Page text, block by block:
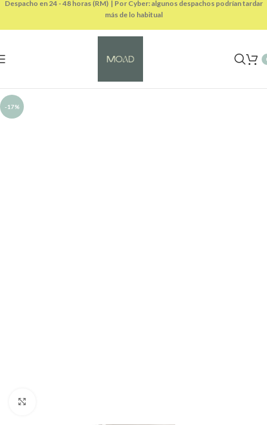
-17%
Despacho en 24 - 48 horas (RM) | Por Cyber: algunos despachos podrían tardar
más de lo habitual